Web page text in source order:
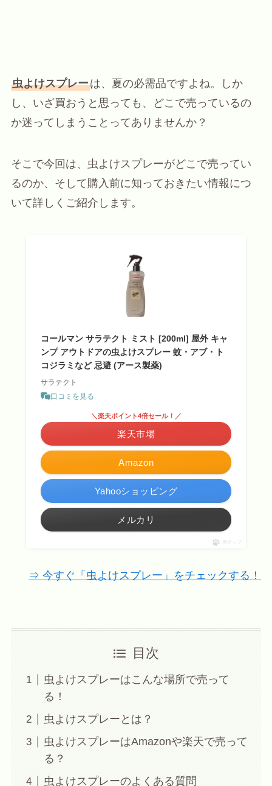
虫よけスプレーは、夏の必需品ですよね。しか
し、いざ買おうと思っても、どこで売っているの
か迷ってしまうことってありませんか？
そこで今回は、虫よけスプレーがどこで売ってい
るのか、そして購入前に知っておきたい情報につ
いて詳しくご紹介します。
コールマン サラテクト ミスト [200ml] 屋外 キャ
ンプ アウトドアの虫よけスプレー 蚊・アブ・ト
コジラミなど 忌避 (アース製薬)
サラテクト
口コミを見る
Amazon
＼楽天ポイント4倍セール！／
楽天市場
Yahooショッピング
メルカリ
ポチップ
⇒ 今すぐ「虫よけスプレー」をチェックする！
目次
虫よけスプレーはこんな場所で売って
る！
虫よけスプレーとは？
虫よけスプレーはAmazonや楽天で売って
る？
虫よけスプレーのよくある質問